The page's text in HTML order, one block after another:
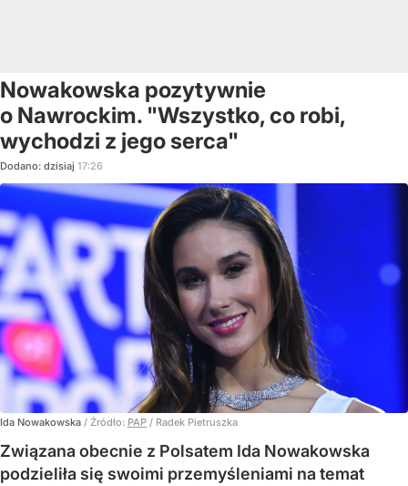
Nowakowska pozytywnie
o Nawrockim. "Wszystko, co robi,
wychodzi z jego serca"
Dodano: dzisiaj 17:26
Ida Nowakowska / Źródło: PAP / Radek Pietruszka
Związana obecnie z Polsatem Ida Nowakowska
podzieliła się swoimi przemyśleniami na temat